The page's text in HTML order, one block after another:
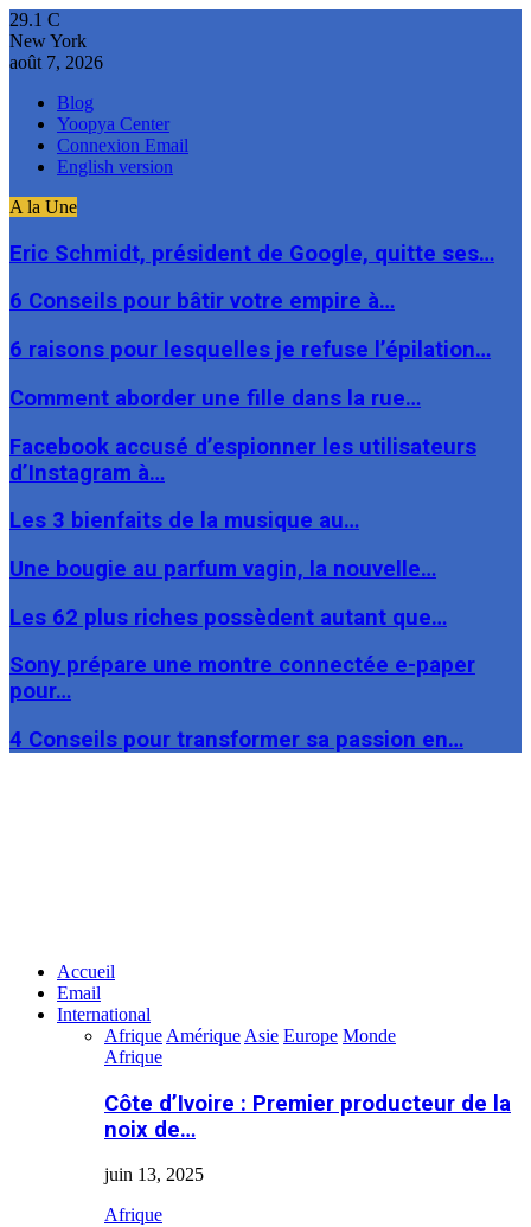
29.1 C
New York
août 7, 2026
Blog
Yoopya Center
Connexion Email
English version
A la Une
Eric Schmidt, président de Google, quitte ses…
6 Conseils pour bâtir votre empire à…
6 raisons pour lesquelles je refuse l’épilation…
Comment aborder une fille dans la rue…
Facebook accusé d’espionner les utilisateurs
d’Instagram à…
Les 3 bienfaits de la musique au…
Une bougie au parfum vagin, la nouvelle…
Les 62 plus riches possèdent autant que…
Sony prépare une montre connectée e-paper
pour…
4 Conseils pour transformer sa passion en…
Accueil
Email
International
Afrique Amérique Asie Europe Monde
Afrique
Côte d’Ivoire : Premier producteur de la
noix de…
juin 13, 2025
Afrique